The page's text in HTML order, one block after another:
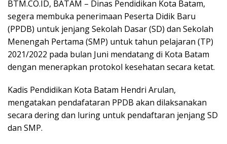
BTM.CO.ID, BATAM – Dinas Pendidikan Kota Batam,
segera membuka penerimaan Peserta Didik Baru
(PPDB) untuk jenjang Sekolah Dasar (SD) dan Sekolah
Menengah Pertama (SMP) untuk tahun pelajaran (TP)
2021/2022 pada bulan Juni mendatang di Kota Batam
dengan menerapkan protokol kesehatan secara ketat.
Kadis Pendidikan Kota Batam Hendri Arulan,
mengatakan pendafataran PPDB akan dilaksanakan
secara dering dan luring untuk pendaftaran jenjang SD
dan SMP.